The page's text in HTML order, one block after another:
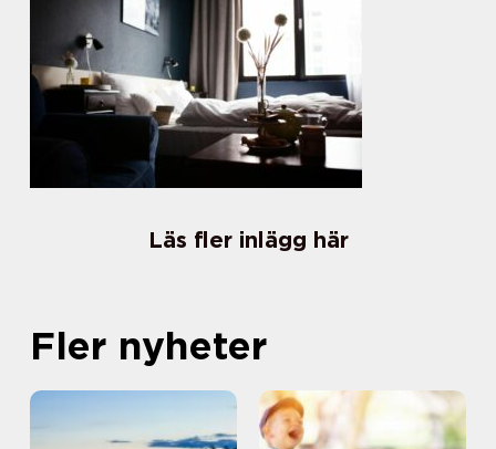
Läs fler inlägg här
Fler nyheter